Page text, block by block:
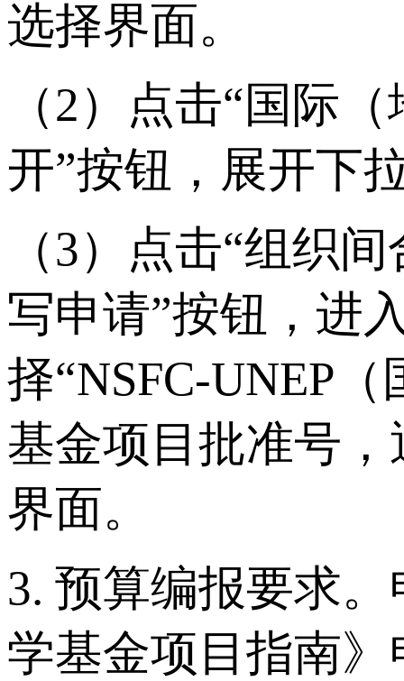
选择界面。
（2）点击“国际
开”按钮，展开下
（3）点击“组织
写申请”按钮，进
择“NSFC-UNEP
基金项目批准号
界面。
3. 预算编报要求
学基金项目指南